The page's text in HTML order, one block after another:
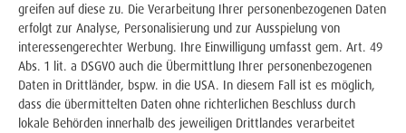
Dynamische Stromtarife
Strom für Ihre Wärmepumpe
Smart Meter & Messstellenbetrieb
greifen auf diese zu. Die Verarbeitung Ihrer personenbezogenen Daten
erfolgt zur Analyse, Personalisierung und zur Ausspielung von
interessengerechter Werbung. Ihre Einwilligung umfasst gem. Art. 49
Abs. 1 lit. a DSGVO auch die Übermittlung Ihrer personenbezogenen
Daten in Drittländer, bspw. in die USA. In diesem Fall ist es möglich,
dass die übermittelten Daten ohne richterlichen Beschluss durch
lokale Behörden innerhalb des jeweiligen Drittlandes verarbeitet